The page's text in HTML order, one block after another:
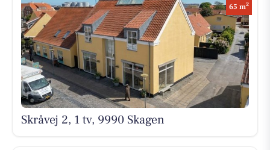
65 m2
Skråvej 2, 1 tv, 9990 Skagen